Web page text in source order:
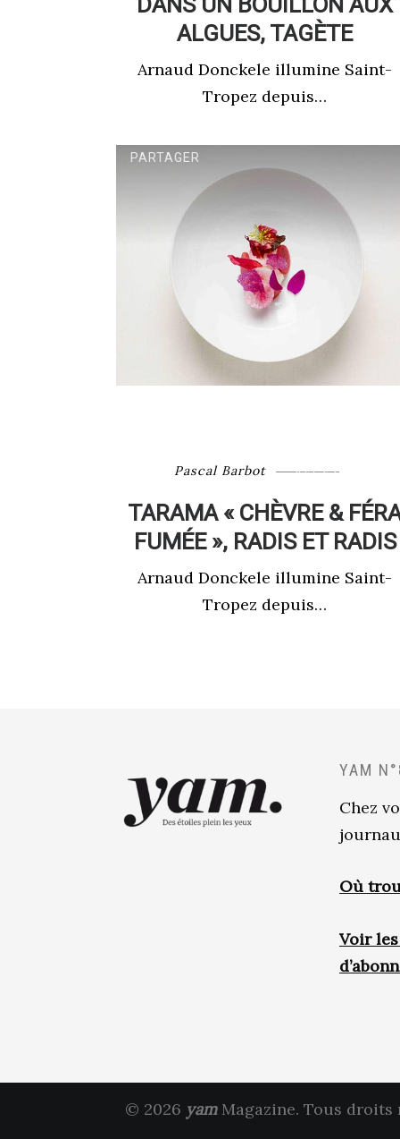
ALGUES, TAGÈTE
Arnaud Donckele illumine Saint-
Tropez depuis…
PARTAGER
Pascal Barbot RECETTE
TARAMA « CHÈVRE &
FUMÉE », RADIS ET RADIS
Arnaud Donckele illumine Saint-
Tropez depuis…
YAM
Chez
Où
Voir
© 2026 yamMagazine. Tous droits